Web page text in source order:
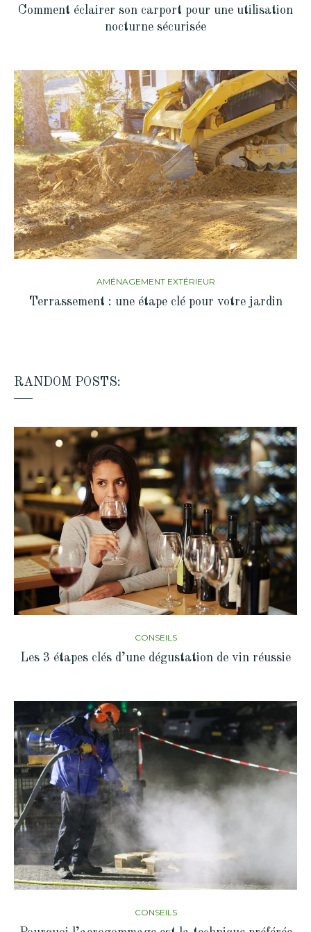
Comment éclairer son carport pour une utilisation
nocturne sécurisée
AMÉNAGEMENT EXTÉRIEUR
Terrassement : une étape clé pour votre jardin
RANDOM POSTS:
CONSEILS
Les 3 étapes clés d’une dégustation de vin réussie
CONSEILS